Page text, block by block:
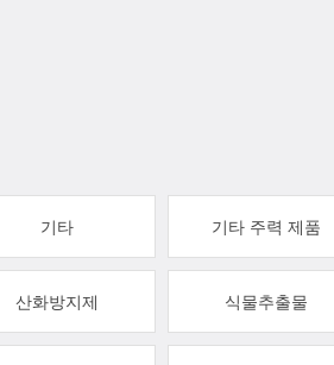
기타 기타 주력 제품
산화방지제 식물추출물